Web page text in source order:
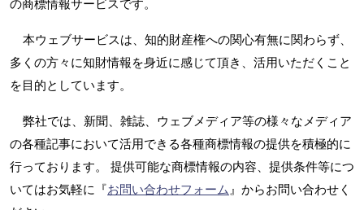
の商標情報サービスです。
本ウェブサービスは、知的財産権への関心有無に関わらず、
多くの方々に知財情報を身近に感じて頂き、活用いただくこと
を目的としています。
弊社では、新聞、雑誌、ウェブメディア等の様々なメディア
の各種記事において活用できる各種商標情報の提供を積極的に
行っております。 提供可能な商標情報の内容、提供条件等につ
いてはお気軽に『お問い合わせフォーム 』からお問い合わせく